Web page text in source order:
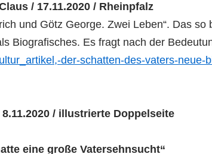
/ 17.11.2020 / Rheinpfalz
und Götz George. Zwei Leben“. Das
Biografisches. Es fragt nach der
der-schatten-des-vaters-
/ illustrierte Doppelseite
eine große Vatersehnsucht“